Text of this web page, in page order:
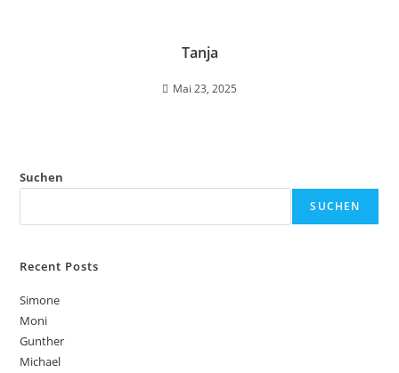
Tanja
Mai 23, 2025
Suchen
SUCHEN
Recent Posts
Simone
Moni
Gunther
Michael